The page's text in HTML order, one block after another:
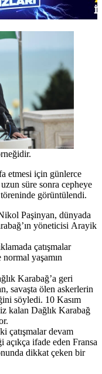
etmesi için günlerce
süre sonra cepheye
görüntülendi.
Paşinyan, dünyada
yöneticisi Arayik
çatışmalar
normal yaşamın
Karabağ’a geri
savaşta ölen askerlerin
söyledi. 10 Kasım
kalan Dağlık Karabağ
çatışmalar devam
açıkça ifade eden Fransa
dikkat çeken bir